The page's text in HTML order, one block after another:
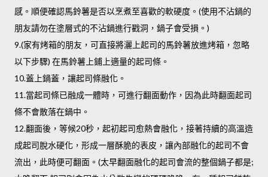
感。順便確認馬鈴薯是否以烹煮至喜歡的軟硬度。(使用不沾鍋的
朋友請勿在塗層式的不沾鍋進行戳洞，鍋子會受損。)
9.(家有烤箱的朋友，可直接將灑上起司的馬鈴薯放進烤箱，忽略
以下步驟) 在馬鈴薯上鋪上適量的起司條。
10.蓋上鍋蓋，讓起司條融化。
11.當起司條已融成一體時，可進行翻面動作，因為此時翻面起司
條不會散落在鍋中。
12.翻面後，等候20秒，起初起司愈熱會融化，接著持續的高溫造
成起司脫水硬化，形成一層酥脆的表皮，讓內部融化的起司不會
流出，此時便可翻面。(太早翻面融化的起司會流的整個鍋子都是;